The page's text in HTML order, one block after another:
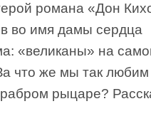
романа «Дон
во имя дамы сердца
«великаны» на
что же мы так любим
рыцаре?